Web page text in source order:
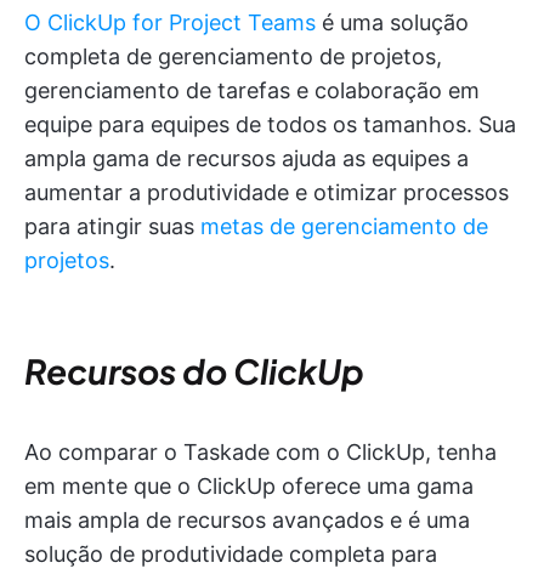
O ClickUp for Project Teams é uma solução
completa de gerenciamento de projetos,
gerenciamento de tarefas e colaboração em
equipe para equipes de todos os tamanhos. Sua
ampla gama de recursos ajuda as equipes a
aumentar a produtividade e otimizar processos
para atingir suas metas de gerenciamento de
projetos.
Recursos do ClickUp
Ao comparar o Taskade com o ClickUp, tenha
em mente que o ClickUp oferece uma gama
mais ampla de recursos avançados e é uma
solução de produtividade completa para